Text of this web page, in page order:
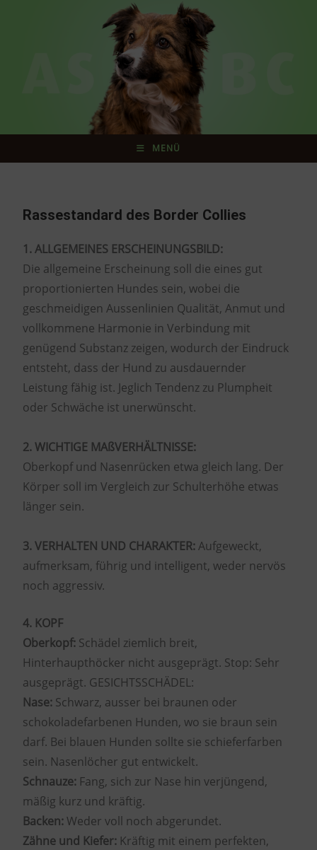
MENÜ
Rassestandard des Border Collies
1. ALLGEMEINES ERSCHEINUNGSBILD:
Die allgemeine Erscheinung soll die eines gut
proportionierten Hundes sein, wobei die
geschmeidigen Aussenlinien Qualität, Anmut und
vollkommene Harmonie in Verbindung mit
genügend Substanz zeigen, wodurch der Eindruck
entsteht, dass der Hund zu ausdauernder
Leistung fähig ist. Jeglich Tendenz zu Plumpheit
oder Schwäche ist unerwünscht.
2. WICHTIGE MAßVERHÄLTNISSE:
Oberkopf und Nasenrücken etwa gleich lang. Der
Körper soll im Vergleich zur Schulterhöhe etwas
länger sein.
3. VERHALTEN UND CHARAKTER:Aufgeweckt,
aufmerksam, führig und intelligent, weder nervös
noch aggressiv.
4. KOPF
Oberkopf: Schädel ziemlich breit,
Hinterhaupthöcker nicht ausgeprägt. Stop: Sehr
ausgeprägt. GESICHTSSCHÄDEL:
Nase: Schwarz, ausser bei braunen oder
schokoladefarbenen Hunden, wo sie braun sein
darf. Bei blauen Hunden sollte sie schieferfarben
sein. Nasenlöcher gut entwickelt.
Schnauze: Fang, sich zur Nase hin verjüngend,
mäßig kurz und kräftig.
Backen:Weder voll noch abgerundet.
Zähne und Kiefer: Kräftig mit einem perfekten,